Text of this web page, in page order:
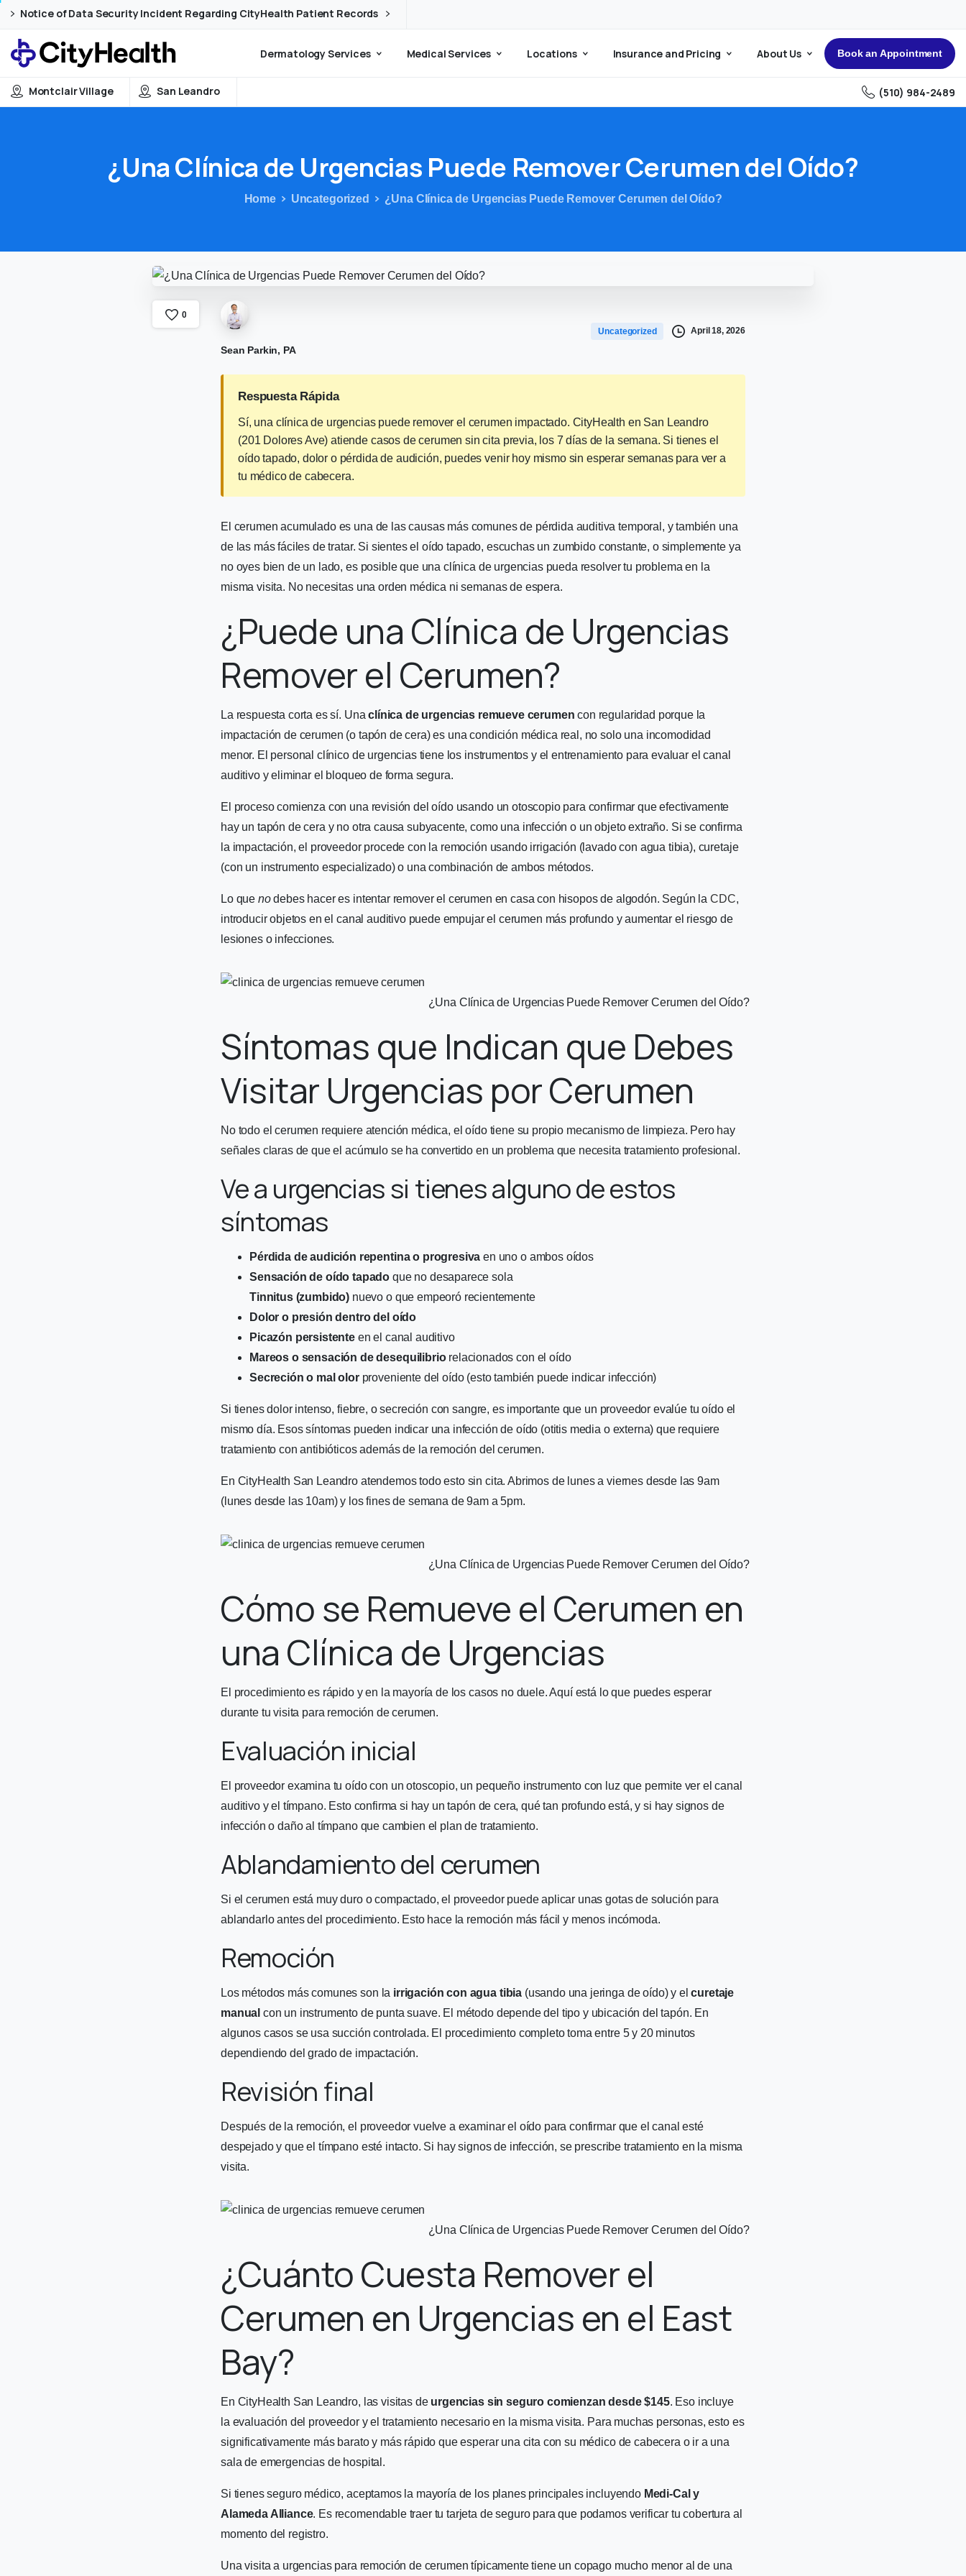
Skip
Content
Skip
navigation
Notice of Data Security Incident Regarding CityHealth Patient Records
Dermatology Services Medical Services Locations Insurance and Pricing About Us Book an Appointment
Montclair Village San Leandro (510) 984-2489
¿UnaClínica de Urgencias Puede RemoverCerumendel Oído?
Home Uncategorized ¿Una Clínica de Urgencias Puede Remover Cerumen del Oído?
0
Sean Parkin, PA
Uncategorized April 18, 2026
Respuesta Rápida
Sí, una clínica de urgencias puede remover el cerumen impactado. CityHealth en San Leandro
(201 Dolores Ave) atiende casos de cerumen sin cita previa, los 7 días de la semana. Si tienes el
oído tapado, dolor o pérdida de audición, puedes venir hoy mismo sin esperar semanas para ver a
tu médico de cabecera.
El cerumen acumulado es una de las causas más comunes de pérdida auditiva temporal, y también una
de las más fáciles de tratar. Si sientes el oído tapado, escuchas un zumbido constante, o simplemente ya
no oyes bien de un lado, es posible que una clínica de urgencias pueda resolver tu problema en la
misma visita. No necesitas una orden médica ni semanas de espera.
¿Puede una Clínica de Urgencias
Remover el Cerumen?
La respuesta corta es sí. Unaclínica de urgencias remueve cerumen con regularidad porque la
impactación de cerumen (o tapón de cera) es una condición médica real, no solo una incomodidad
menor. El personal clínico de urgencias tiene los instrumentos y el entrenamiento para evaluar el canal
auditivo y eliminar el bloqueo de forma segura.
El proceso comienza con una revisión del oído usando un otoscopio para confirmar que efectivamente
hay un tapón de cera y no otra causa subyacente, como una infección o un objeto extraño. Si se confirma
la impactación, el proveedor procede con la remoción usando irrigación (lavado con agua tibia), curetaje
(con un instrumento especializado) o una combinación de ambos métodos.
Lo que nodebes hacer es intentar remover el cerumen en casa con hisopos de algodón. Según la CDC,
introducir objetos en el canal auditivo puede empujar el cerumen más profundo y aumentar el riesgo de
lesiones o infecciones.
¿Una Clínica de Urgencias Puede Remover Cerumen del Oído?
Síntomas que Indican que Debes
Visitar Urgencias por Cerumen
No todo el cerumen requiere atención médica, el oído tiene su propio mecanismo de limpieza. Pero hay
señales claras de que el acúmulo se ha convertido en un problema que necesita tratamiento profesional.
Ve a urgencias si tienes alguno de estos
síntomas
Pérdida de audición repentina o progresiva en uno o ambos oídos
Sensación de oído tapado que no desaparece sola
Tinnitus (zumbido) nuevo o que empeoró recientemente
Dolor o presión dentro del oído
Picazón persistenteen el canal auditivo
Mareos o sensación de desequilibriorelacionados con el oído
Secreción o mal olorproveniente del oído (esto también puede indicar infección)
Si tienes dolor intenso, fiebre, o secreción con sangre, es importante que un proveedor evalúe tu oído el
mismo día. Esos síntomas pueden indicar una infección de oído (otitis media o externa) que requiere
tratamiento con antibióticos además de la remoción del cerumen.
En CityHealth San Leandro atendemos todo esto sin cita. Abrimos de lunes a viernes desde las 9am
(lunes desde las 10am) y los fines de semana de 9am a 5pm.
¿Una Clínica de Urgencias Puede Remover Cerumen del Oído?
Cómo se Remueve el Cerumen en
una Clínica de Urgencias
El procedimiento es rápido y en la mayoría de los casos no duele. Aquí está lo que puedes esperar
durante tu visita para remoción de cerumen.
Evaluación inicial
El proveedor examina tu oído con un otoscopio, un pequeño instrumento con luz que permite ver el canal
auditivo y el tímpano. Esto confirma si hay un tapón de cera, qué tan profundo está, y si hay signos de
infección o daño al tímpano que cambien el plan de tratamiento.
Ablandamiento del cerumen
Si el cerumen está muy duro o compactado, el proveedor puede aplicar unas gotas de solución para
ablandarlo antes del procedimiento. Esto hace la remoción más fácil y menos incómoda.
Remoción
Los métodos más comunes son la irrigación con agua tibia (usando una jeringa de oído) y elcuretaje
manual con un instrumento de punta suave. El método depende del tipo y ubicación del tapón. En
algunos casos se usa succión controlada. El procedimiento completo toma entre 5 y 20 minutos
dependiendo del grado de impactación.
Revisión final
Después de la remoción, el proveedor vuelve a examinar el oído para confirmar que el canal esté
despejado y que el tímpano esté intacto. Si hay signos de infección, se prescribe tratamiento en la misma
visita.
¿Una Clínica de Urgencias Puede Remover Cerumen del Oído?
¿Cuánto Cuesta Remover el
Cerumen en Urgencias en el East
Bay?
En CityHealth San Leandro, las visitas de urgencias sin seguro comienzan desde $145. Eso incluye
la evaluación del proveedor y el tratamiento necesario en la misma visita. Para muchas personas, esto es
significativamente más barato y más rápido que esperar una cita con su médico de cabecera o ir a una
sala de emergencias de hospital.
Si tienes seguro médico, aceptamos la mayoría de los planes principales incluyendo Medi-Cal y
Alameda Alliance. Es recomendable traer tu tarjeta de seguro para que podamos verificar tu cobertura al
momento del registro.
Una visita a urgencias para remoción de cerumen típicamente tiene un copago mucho menor al de una